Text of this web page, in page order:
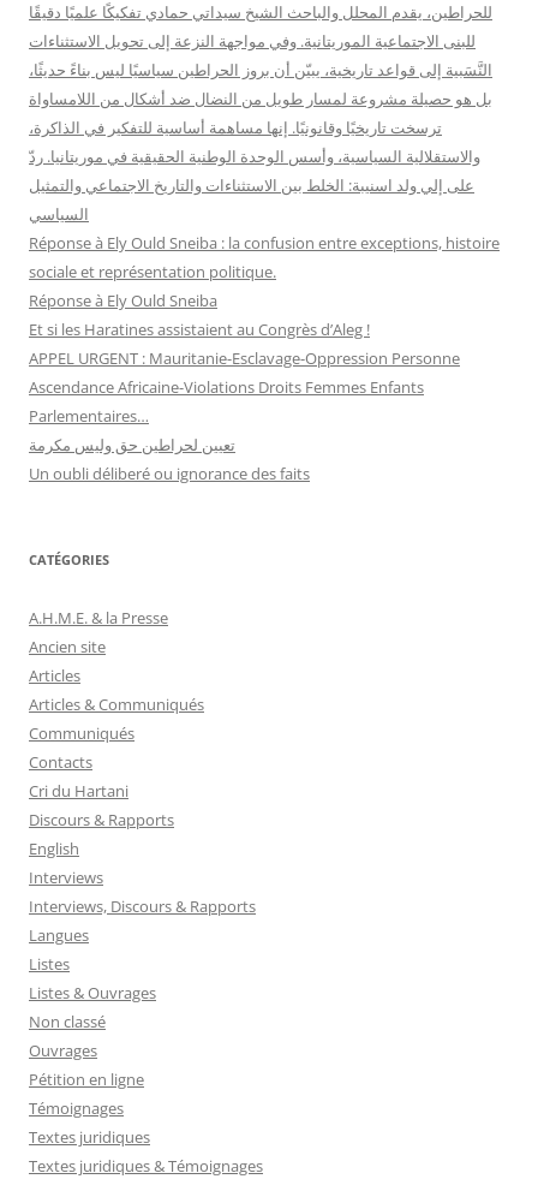
للحراطين، يقدم المحلل والباحث الشيخ سيداتي حمادي تفكيكًا علميًا دقيقًا
للبنى الاجتماعية الموريتانية. وفي مواجهة النزعة إلى تحويل الاستثناءات
النَّسَبية إلى قواعد تاريخية، يبيّن أن بروز الحراطين سياسيًا ليس بناءً حديثًا،
بل هو حصيلة مشروعة لمسار طويل من النضال ضد أشكال من اللامساواة
ترسخت تاريخيًا وقانونيًا. إنها مساهمة أساسية للتفكير في الذاكرة،
والاستقلالية السياسية، وأسس الوحدة الوطنية الحقيقية في موريتانيا. ردّ
على إلي ولد اسنيبة: الخلط بين الاستثناءات والتاريخ الاجتماعي والتمثيل
السياسي
Réponse à Ely Ould Sneiba : la confusion entre exceptions, histoire
sociale et représentation politique.
Réponse à Ely Ould Sneiba
Et si les Haratines assistaient au Congrès d’Aleg !
APPEL URGENT : Mauritanie-Esclavage-Oppression Personne
Ascendance Africaine-Violations Droits Femmes Enfants
Parlementaires…
تعيين لحراطين حق وليس مكرمة
Un oubli déliberé ou ignorance des faits
CATÉGORIES
A.H.M.E. & la Presse
Ancien site
Articles
Articles & Communiqués
Communiqués
Contacts
Cri du Hartani
Discours & Rapports
English
Interviews
Interviews, Discours & Rapports
Langues
Listes
Listes & Ouvrages
Non classé
Ouvrages
Pétition en ligne
Témoignages
Textes juridiques
Textes juridiques & Témoignages